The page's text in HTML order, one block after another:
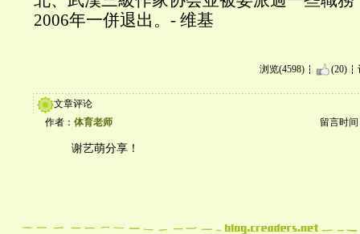
2006年一併退出。- 维基
浏览(4598) (20)
文章评论
作者： 体育老师 留言时间
谢艺萌分享！